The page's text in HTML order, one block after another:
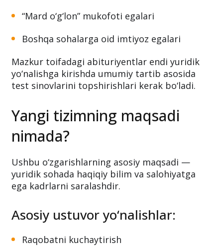
“Mard o‘g‘lon” mukofoti egalari
Boshqa sohalarga oid imtiyoz egalari
Mazkur toifadagi abituriyentlar endi yuridik
yo‘nalishga kirishda umumiy tartib asosida
test sinovlarini topshirishlari kerak bo‘ladi.
Yangi tizimning maqsadi
nimada?
Ushbu o‘zgarishlarning asosiy maqsadi —
yuridik sohada haqiqiy bilim va salohiyatga
ega kadrlarni saralashdir.
Asosiy ustuvor yo‘nalishlar:
Raqobatni kuchaytirish